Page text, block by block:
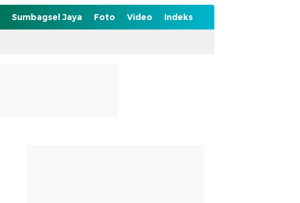
Sumbagsel Jaya Foto Video Indeks